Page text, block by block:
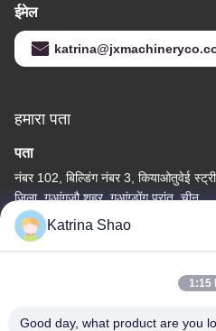
ईमेल
हमारा पता
पता
नंबर 102, बिल्डिंग नंबर 3, कियाओतुवेई
जिला, गुआंगज़ौ शहर, गुआंग्डोंग प्रांत, चीन
टेलीफोनKatrina Shao
1:15
Good day, what product are you